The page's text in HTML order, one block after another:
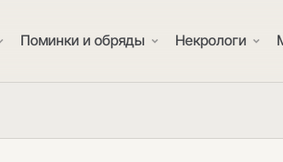
Поминки и обряды Некрологи